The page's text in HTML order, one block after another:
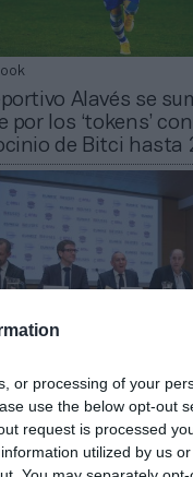
or processing of your
use the below opt-out
request is processed
utilized by us
Alavés se
por los ‘tokens’ con
de Bitci hasta
Alavés pone en
de Innovaraba